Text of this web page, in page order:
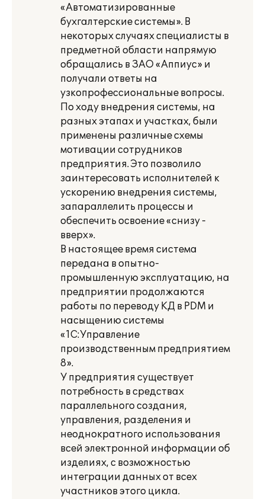
«Автоматизированные
бухгалтерские системы». В
некоторых случаях специалисты в
предметной области напрямую
обращались в ЗАО «Аппиус» и
получали ответы на
узкопрофессиональные вопросы.
По ходу внедрения системы, на
разных этапах и участках, были
применены различные схемы
мотивации сотрудников
предприятия. Это позволило
заинтересовать исполнителей к
ускорению внедрения системы,
запараллелить процессы и
обеспечить освоение «снизу -
вверх».
В настоящее время система
передана в опытно-
промышленную эксплуатацию, на
предприятии продолжаются
работы по переводу КД в PDM и
насыщению системы
«1С:Управление
производственным предприятием
8».
У предприятия существует
потребность в средствах
параллельного создания,
управления, разделения и
неоднократного использования
всей электронной информации об
изделиях, с возможностью
интеграции данных от всех
участников этого цикла.